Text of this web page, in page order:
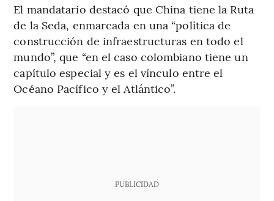
El mandatario destacó que China tiene la Ruta
de la Seda, enmarcada en una “política de
construcción de infraestructuras en todo el
mundo”, que “en el caso colombiano tiene un
capítulo especial y es el vínculo entre el
Océano Pacífico y el Atlántico”.
PUBLICIDAD